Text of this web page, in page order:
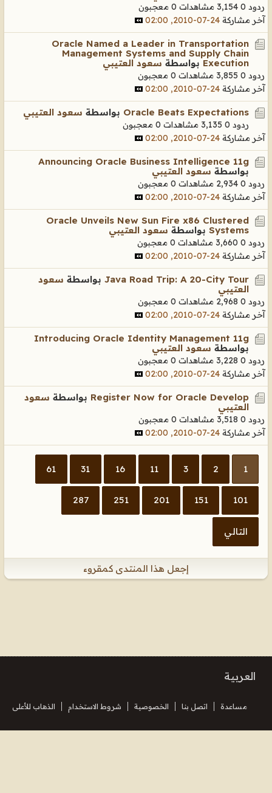
ردود 0 3,154 مشاهدات
0 معجبون
آخر مشاركة 24-07-2010, 02:00
Oracle Named a Leader in Transportation
Management Systems and Supply Chain
Execution بواسطة سعود العتيبي
ردود 0 3,855 مشاهدات
0 معجبون
آخر مشاركة 24-07-2010, 02:00
Oracle Beats Expectations بواسطة سعود العتيبي
ردود 0 3,135 مشاهدات
0 معجبون
آخر مشاركة 24-07-2010, 02:00
Announcing Oracle Business Intelligence 11g
بواسطة سعود العتيبي
ردود 0 2,934 مشاهدات
0 معجبون
آخر مشاركة 24-07-2010, 02:00
Oracle Unveils New Sun Fire x86 Clustered
Systems بواسطة سعود العتيبي
ردود 0 3,660 مشاهدات
0 معجبون
آخر مشاركة 24-07-2010, 02:00
Java Road Trip: A 20-City Tour بواسطة سعود
العتيبي
ردود 0 2,968 مشاهدات
0 معجبون
آخر مشاركة 24-07-2010, 02:00
Introducing Oracle Identity Management 11g
بواسطة سعود العتيبي
ردود 0 3,228 مشاهدات
0 معجبون
آخر مشاركة 24-07-2010, 02:00
Register Now for Oracle Develop بواسطة سعود
العتيبي
ردود 0 3,518 مشاهدات
0 معجبون
آخر مشاركة 24-07-2010, 02:00
1
2
3
11
16
31
61
101
151
201
251
287
التالي
إجعل هذا المنتدى كمقروء
العربية
مساعدة اتصل بنا الخصوصية شروط الاستخدام الذهاب للأعلى